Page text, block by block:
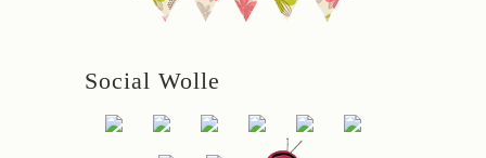
Social Wolle